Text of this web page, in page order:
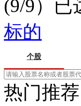
(9/9）已
标的
个股
热门推荐